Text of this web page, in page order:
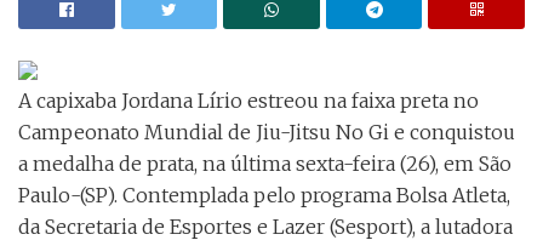
A capixaba Jordana Lírio estreou na faixa preta no
Campeonato Mundial de Jiu-Jitsu No Gi e conquistou
a medalha de prata, na última sexta-feira (26), em São
Paulo-(SP). Contemplada pelo programa Bolsa Atleta,
da Secretaria de Esportes e Lazer (Sesport), a lutadora